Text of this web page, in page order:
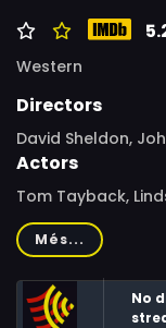
Western
Directors
David Sheldon,
Actors
Tom Tayback,
Jayne, Mayf
Jenny Regli
Més...
No